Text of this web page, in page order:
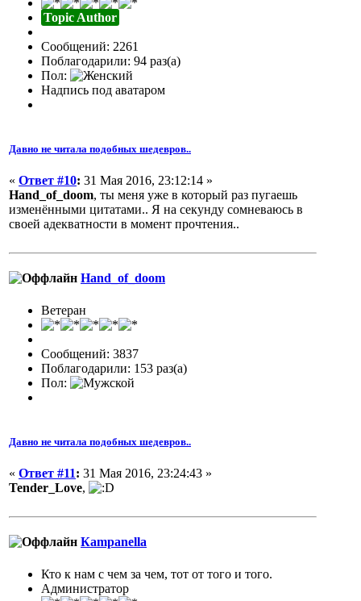
Topic Author
Сообщений: 2261
Поблагодарили: 94 раз(а)
Пол:
Надпись под аватаром
Давно не читала подобных шедевров..
« Ответ #10: 31 Мая 2016, 23:12:14 »
Hand_of_doom, ты меня уже в который раз пугаешь
изменёнными цитатами.. Я на секунду сомневаюсь в
своей адекватности в момент прочтения..
Hand_of_doom
Ветеран
Сообщений: 3837
Поблагодарили: 153 раз(а)
Пол:
Давно не читала подобных шедевров..
« Ответ #11: 31 Мая 2016, 23:24:43 »
Tender_Love,
Кampanella
Кто к нам с чем за чем, тот от того и того.
Администратор